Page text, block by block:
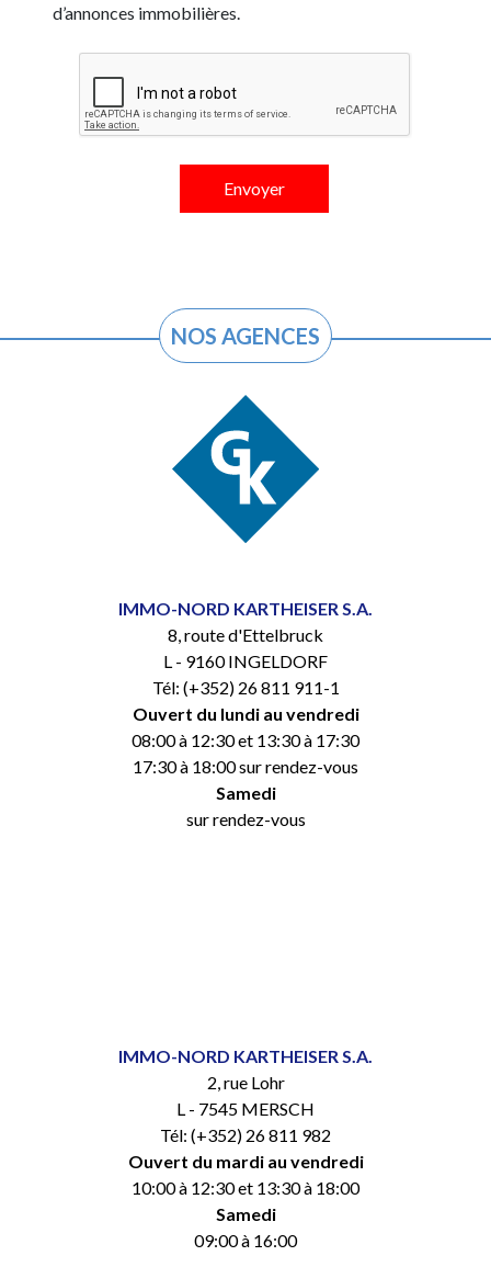
d’annonces immobilières.
NOS AGENCES
IMMO-NORD KARTHEISER S.A.
8, route d'Ettelbruck
L - 9160 INGELDORF
Tél: (+352) 26 811 911-1
Ouvert du lundi au vendredi
08:00 à 12:30 et 13:30 à 17:30
17:30 à 18:00 sur rendez-vous
Samedi
sur rendez-vous
IMMO-NORD KARTHEISER S.A.
2, rue Lohr
L - 7545 MERSCH
Tél: (+352) 26 811 982
Ouvert du mardi au vendredi
10:00 à 12:30 et 13:30 à 18:00
Samedi
09:00 à 16:00